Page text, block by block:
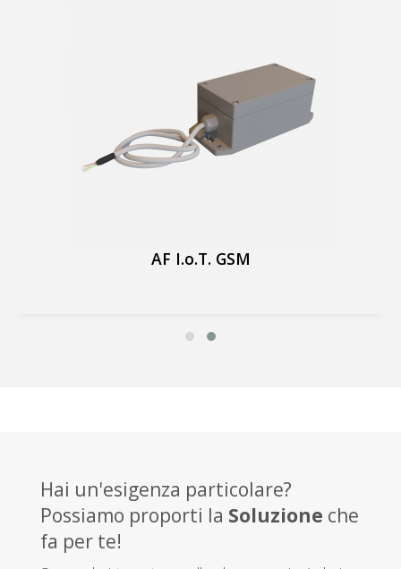
AF I.o.T. GSM
Hai un'esigenza particolare?
Possiamo proporti la Soluzione che
fa per te!